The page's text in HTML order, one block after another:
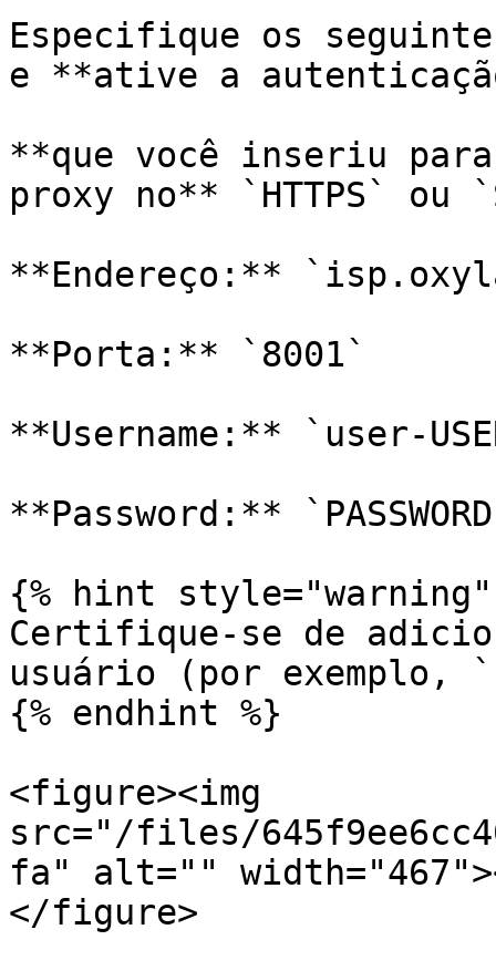
Especifique os
e **ative a
**que você inseriu
proxy no** `HTTPS` ou
**Endereço:**
**Porta:** `8001`
**Username:** `user-
**Password:**
{% hint style="warning"
Certifique-se de
usuário (por exemplo,
{% endhint %}
<figure><img
src="/files/
fa" alt=""
</figure>